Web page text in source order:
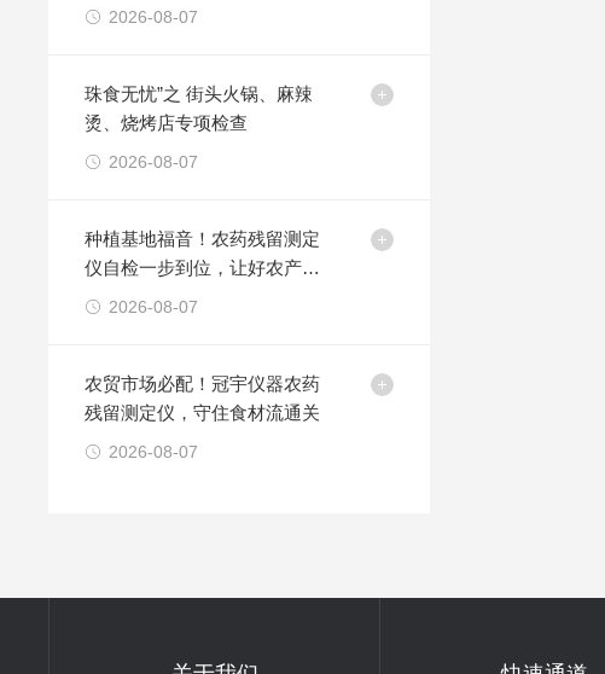
2026-08-07
珠食无忧”之 街头火锅、麻辣
烫、烧烤店专项检查
2026-08-07
种植基地福音！农药残留测定
仪自检一步到位，让好农产品
卖得更放心
2026-08-07
农贸市场必配！冠宇仪器农药
残留测定仪，守住食材流通关
2026-08-07